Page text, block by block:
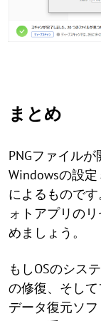
まとめ
PNGファイル
Windowsの設
によるもので
ォトアプリの
めましょう。
もしOSのシス
の修復、そし
データ復元ソ